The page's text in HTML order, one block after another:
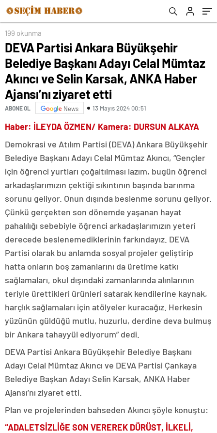
Karsak, ANKA Haber Ajansı’nı ziyaret etti
199 okunma
DEVA Partisi Ankara Büyükşehir
Belediye Başkanı Adayı Celal Mümtaz
Akıncı ve Selin Karsak, ANKA Haber
Ajansı’nı ziyaret etti
ABONE OL News 13 Mayıs 2024 00:51
Haber: İLEYDA ÖZMEN/ Kamera: DURSUN ALKAYA
Demokrasi ve Atılım Partisi (DEVA) Ankara Büyükşehir
Belediye Başkanı Adayı Celal Mümtaz Akıncı, “Gençler
için öğrenci yurtları çoğaltılması lazım, bugün öğrenci
arkadaşlarımızın çektiği sıkıntının başında barınma
sorunu geliyor. Onun dışında beslenme sorunu geliyor.
Çünkü gerçekten son dönemde yaşanan hayat
pahalılığı sebebiyle öğrenci arkadaşlarımızın yeteri
derecede beslenemediklerinin farkındayız. DEVA
Partisi olarak bu anlamda sosyal projeler geliştirip
hatta onların boş zamanlarını da üretime katkı
sağlamaları, okul dışındaki zamanlarında alınlarının
teriyle ürettikleri ürünleri satarak kendilerine kaynak,
harçlık sağlamaları için atölyeler kuracağız. Herkesin
yüzünün güldüğü mutlu, huzurlu, derdine deva bulmuş
bir Ankara tahayyül ediyorum” dedi.
DEVA Partisi Ankara Büyükşehir Belediye Başkanı
Adayı Celal Mümtaz Akıncı ve DEVA Partisi Çankaya
Belediye Başkan Adayı Selin Karsak, ANKA Haber
Ajansı’nı ziyaret etti.
Plan ve projelerinden bahseden Akıncı şöyle konuştu:
“ADALETSİZLİĞE SON VEREREK DÜRÜST, İLKELİ,